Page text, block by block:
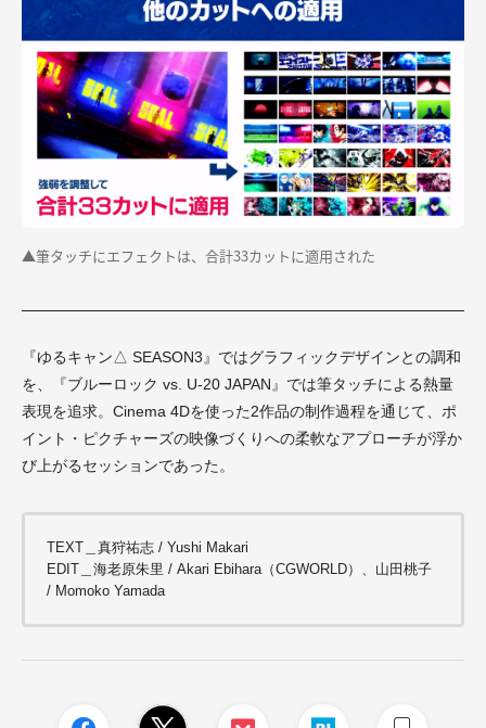
▲筆タッチにエフェクトは、合計33カットに適用された
『ゆるキャン△ SEASON3』ではグラフィックデザインとの調和
を、『ブルーロック vs. U-20 JAPAN』では筆タッチによる熱量
表現を追求。 Cinema 4Dを使った2作品の制作過程を通じて、ポ
イント・ピクチャーズの映像づくりへの柔軟なアプローチが浮か
び上がるセッションであった。
TEXT＿真狩祐志 / Yushi Makari
EDIT＿海老原朱里 / Akari Ebihara（CGWORLD）、山田桃子
/ Momoko Yamada